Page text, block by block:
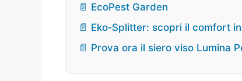
📄 EcoPest Garden
📄 Eko‑Splitter: scopri il comfort
📄 Prova ora il siero viso Lumina